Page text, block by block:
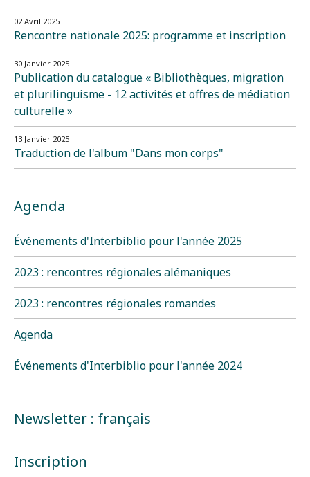
02 Avril 2025
Rencontre nationale 2025: programme et inscription
30 Janvier 2025
Publication du catalogue « Bibliothèques, migration
et plurilinguisme - 12 activités et offres de médiation
culturelle »
13 Janvier 2025
Traduction de l'album "Dans mon corps"
Agenda
Événements d'Interbiblio pour l'année 2025
2023 : rencontres régionales alémaniques
2023 : rencontres régionales romandes
Agenda
Événements d'Interbiblio pour l'année 2024
Newsletter : français
Inscription